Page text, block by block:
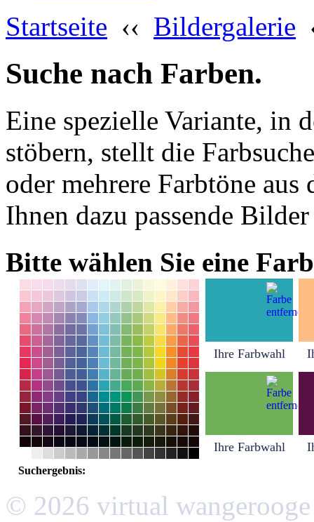
Startseite ‹‹ Bildergalerie
Suche nach Farben.
Eine spezielle Variante, in
stöbern, stellt die
oder mehrere Farbtöne
Ihnen dazu passende
Bitte wählen Sie eine
Ihre Farbwahl
Ihre Farbwahl
Suchergebnis:
© 2026 virtual wangerooge